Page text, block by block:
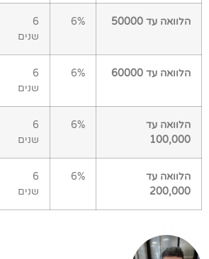
הלוואה עד 50000 6%
6
שנים
הלוואה עד 60000 6%
6
שנים
הלוואה עד
100,000
6%
6
שנים
הלוואה עד
200,000
6%
6
שנים